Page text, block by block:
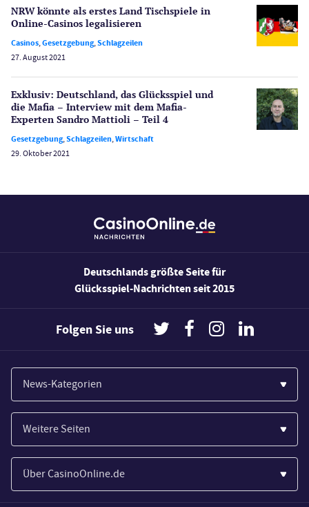
Spielerschutz
Sport
Wetten
Wirtschaft
Casino Testberichte
Bonus Ohne Einzahlung
Slot Freispiele
NRW könnte als erstes Land Tischspiele in
Online-Casinos legalisieren
Casinos,Gesetzgebung,Schlagzeilen
27. August 2021
Exklusiv: Deutschland, das Glücksspiel und
die Mafia – Interview mit dem Mafia-
Experten Sandro Mattioli – Teil 4
Gesetzgebung,Schlagzeilen,Wirtschaft
29. Oktober 2021
Deutschlands größte Seite für
Glücksspiel-Nachrichten seit 2015
Folgen Sie uns
News-Kategorien
Casinos
Wirtschaft
Spiele
Weitere Seiten
Paypal Casinos
Novoline Casinos
Über CasinoOnline.de